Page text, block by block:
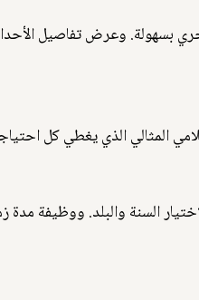
تحديد واختيار أي تاريخ هجري بسهولة. وعرض
المثالي الذي يغطي كل
منسدلة لاختيار السنة والبلد.